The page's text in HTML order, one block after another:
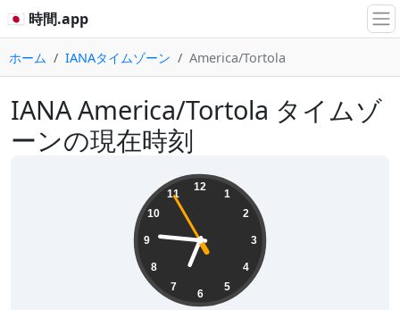
🇯🇵 時間.app
ホーム IANAタイムゾーン America/Tortola
IANA America/Tortola タイムゾ
ーンの現在時刻
12
1
2
3
4
5
6
7
8
9
10
11